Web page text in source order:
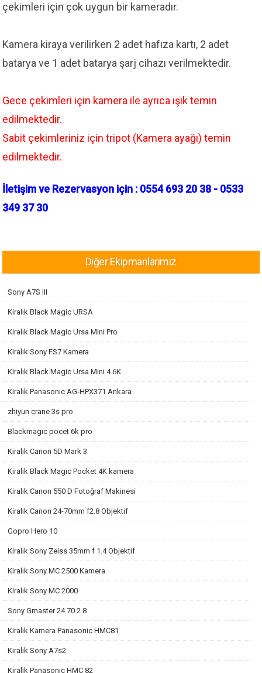
çekimleri için çok uygun bir kameradır.
Kamera kiraya verilirken 2 adet hafıza kartı, 2 adet
batarya ve 1 adet batarya şarj cihazı verilmektedir.
Gece çekimleri için kamera ile ayrıca ışık temin
edilmektedir.
Sabit çekimleriniz için tripot (Kamera ayağı) temin
edilmektedir.
İletişim ve Rezervasyon için : 0554 693 20 38 - 0533
349 37 30
Diğer Ekipmanlarımız
Sony A7S III
Kiralık Black Magic URSA
Kiralık Black Magic Ursa Mini Pro
Kiralık Sony FS7 Kamera
Kiralık Black Magic Ursa Mini 4.6K
Kiralık Panasonic AG-HPX371 Ankara
zhiyun crane 3s pro
Blackmagic pocet 6k pro
Kiralık Canon 5D Mark 3
Kiralık Black Magic Pocket 4K kamera
Kiralık Canon 550 D Fotoğraf Makinesi
Kiralık Canon 24-70mm f2.8 Objektif
Gopro Hero 10
Kiralık Sony Zeiss 35mm f 1.4 Objektif
Kiralık Sony MC 2500 Kamera
Kiralık Sony MC 2000
Sony Gmaster 24 70 2.8
Kiralık Kamera Panasonic HMC81
Kiralık Sony A7s2
Kiralık Panasonic HMC 82